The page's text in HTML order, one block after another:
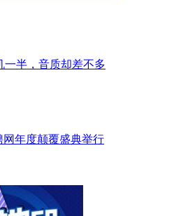
一半，音质却差不多
网年度颠覆盛典举行